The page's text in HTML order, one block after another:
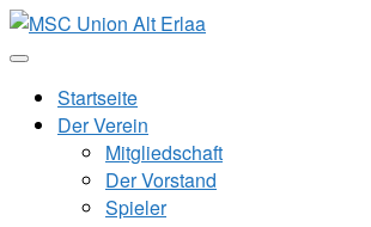
Zum
Inhalt
Startseite
Der Verein
Mitgliedschaft
Der Vorstand
Spieler